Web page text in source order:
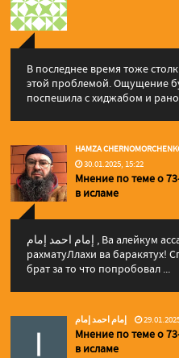
В последнее время тоже
этой проблемой. Ощущение
поспешила с хиджабом и
HAMZA
30.01.2025, 15:22
Мнение по теме о
в исламе
إمام احمد إمام , Ва алейкум ассалам ва
рахматуЛлахи ва баракятух!
брат за то что попробовал ...
إمام احمد إمام
Мнение по теме о
в исламе